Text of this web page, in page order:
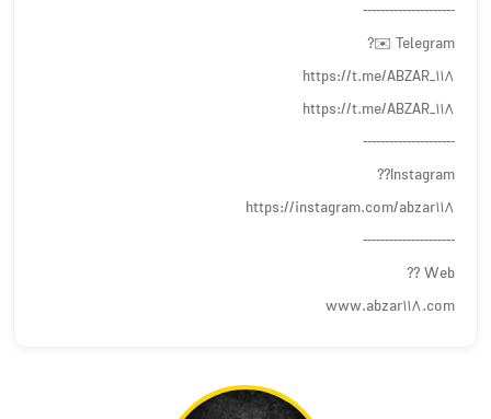
---------------------
Telegram ✉️?
https://t.me/ABZAR_118
https://t.me/ABZAR_118
---------------------
Instagram??
https://instagram.com/abzar118
---------------------
Web ??
www.abzar118.com